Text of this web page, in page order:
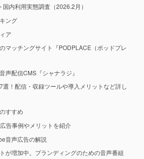
内利用実態調査（2026.2月）
ング
ア
マッチングサイト『PODPLACE（ポッドプレ
声配信CMS『シャナラジ』
！配信・収録ツールや導入メリットなど詳し
すすめ
告事例やメリットを紹介
音声広告の解説
が増加中。ブランディングのための音声番組